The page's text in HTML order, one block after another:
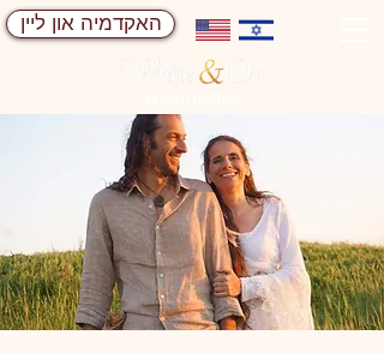
האקדמיה און ליין